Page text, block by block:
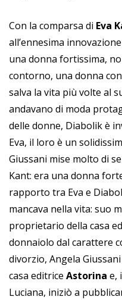
Con la comparsa di Eva
all’ennesima
una donna fortissima,
contorno, una donna
salva la vita più volte al
andavano di moda
delle donne, Diabolik è
Eva, il loro è un
Giussani mise molto di
Kant: era una donna
rapporto tra Eva e
mancava nella vita: suo
proprietario della casa
donnaiolo dal carattere
divorzio, Angela
casa editrice Astorina e,
Luciana, iniziò a